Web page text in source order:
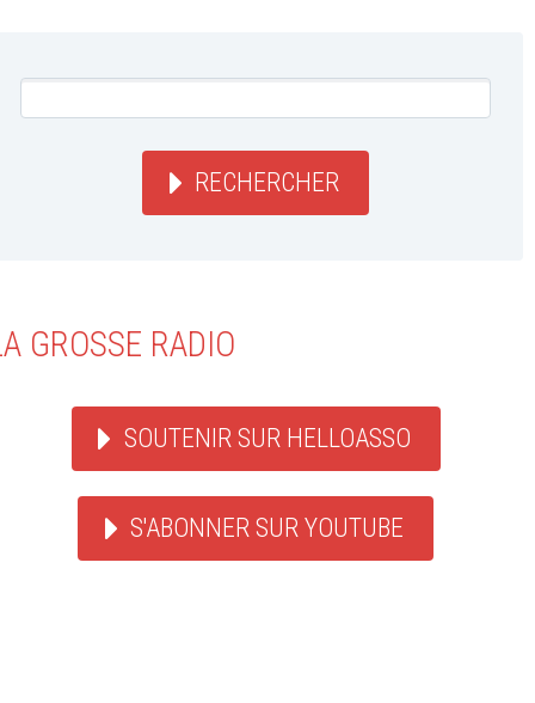
RECHERCHER
GROSSE RADIO
SOUTENIR SUR HELLOASSO
S'ABONNER SUR YOUTUBE